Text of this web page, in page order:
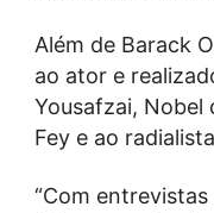
Além de Barack
ao ator e
Yousafzai, Nobel
Fey e ao
“Com